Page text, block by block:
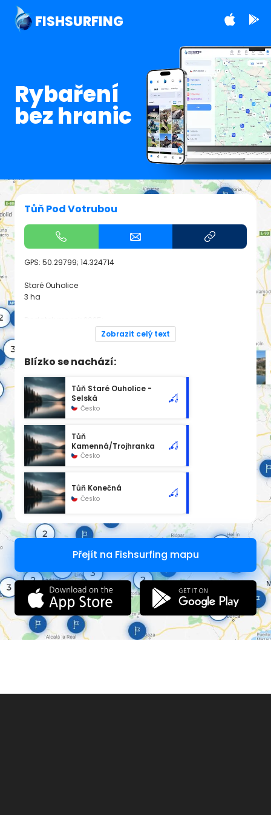
FISHSURFING
Rybaření
bez hranic
Tůň Pod Votrubou
GPS: 50.29799; 14.324714
Staré Ouholice
3 ha
https://www.rybsvaz.cz/rybarsky-rad
Zobrazit celý text
Blízko se nachází:
Tůň Staré Ouholice -
Selská
Česko
Tůň
Kamenná/Trojhranka
Česko
Tůň Konečná
Česko
Přejít na Fishsurfing mapu